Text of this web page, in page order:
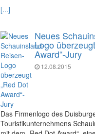
[...]
Neues
Logo
Award“-Jury
12.08.2015
Das Firmenlogo des
Touristikunternehmens